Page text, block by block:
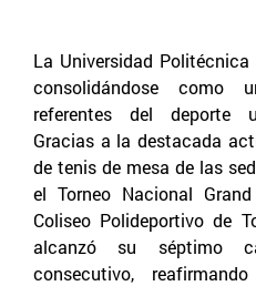
La Universidad
consolidándose como
referentes del deporte
Gracias a la destacada
de tenis de mesa de las
el Torneo Nacional
Coliseo Polideportivo de
alcanzó su séptimo
consecutivo,